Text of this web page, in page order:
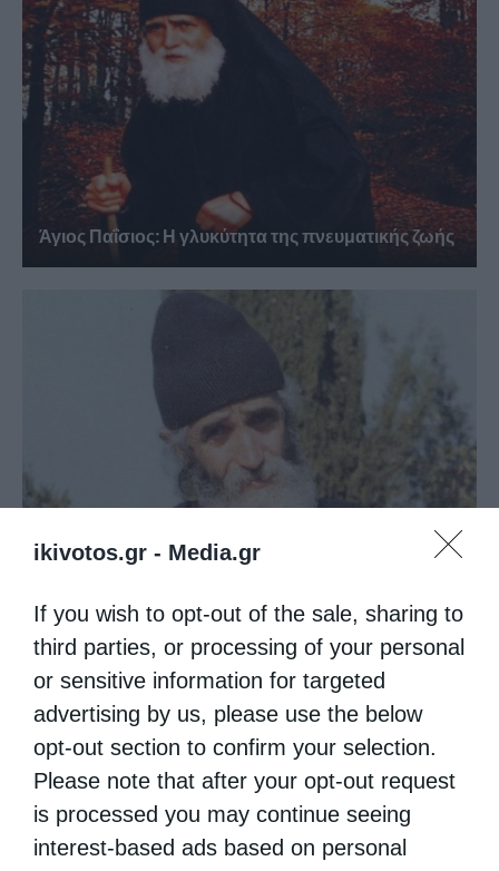
ikivotos.gr - Media.gr
If you wish to opt-out of the sale, sharing to
third parties, or processing of your personal
or sensitive information for targeted
advertising by us, please use the below
opt-out section to confirm your selection.
Please note that after your opt-out request
is processed you may continue seeing
interest-based ads based on personal
Άγιος Παΐσιος: Η γλυκύτητα της πνευματικής ζωής
Ψαλίδι στη γλώσσα
Άγιος Παΐσιος ο Αγιορείτης: Ἐχε εμπιστοσύνη στο